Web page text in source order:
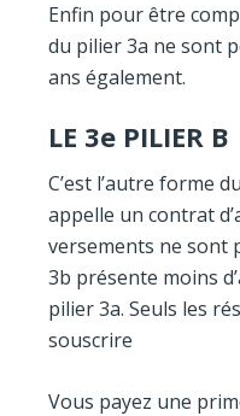
Enfin pour être
du pilier 3a ne sont
ans également.
LE 3e PILIER B
C’est l’autre forme
appelle un contrat
versements ne sont
3b présente moins
pilier 3a. Seuls les
souscrire
Vous payez une